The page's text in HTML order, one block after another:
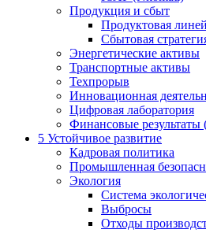
Продукция и сбыт
Продуктовая
Сбытовая
Энергетические активы
Транспортные активы
Техпрорыв
Инновационная
Цифровая лаборатория
Финансовые
5 Устойчивое развитие
Кадровая политика
Промышленная
Экология
Система
Выбросы
Отходы